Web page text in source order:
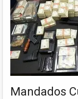
Mandados